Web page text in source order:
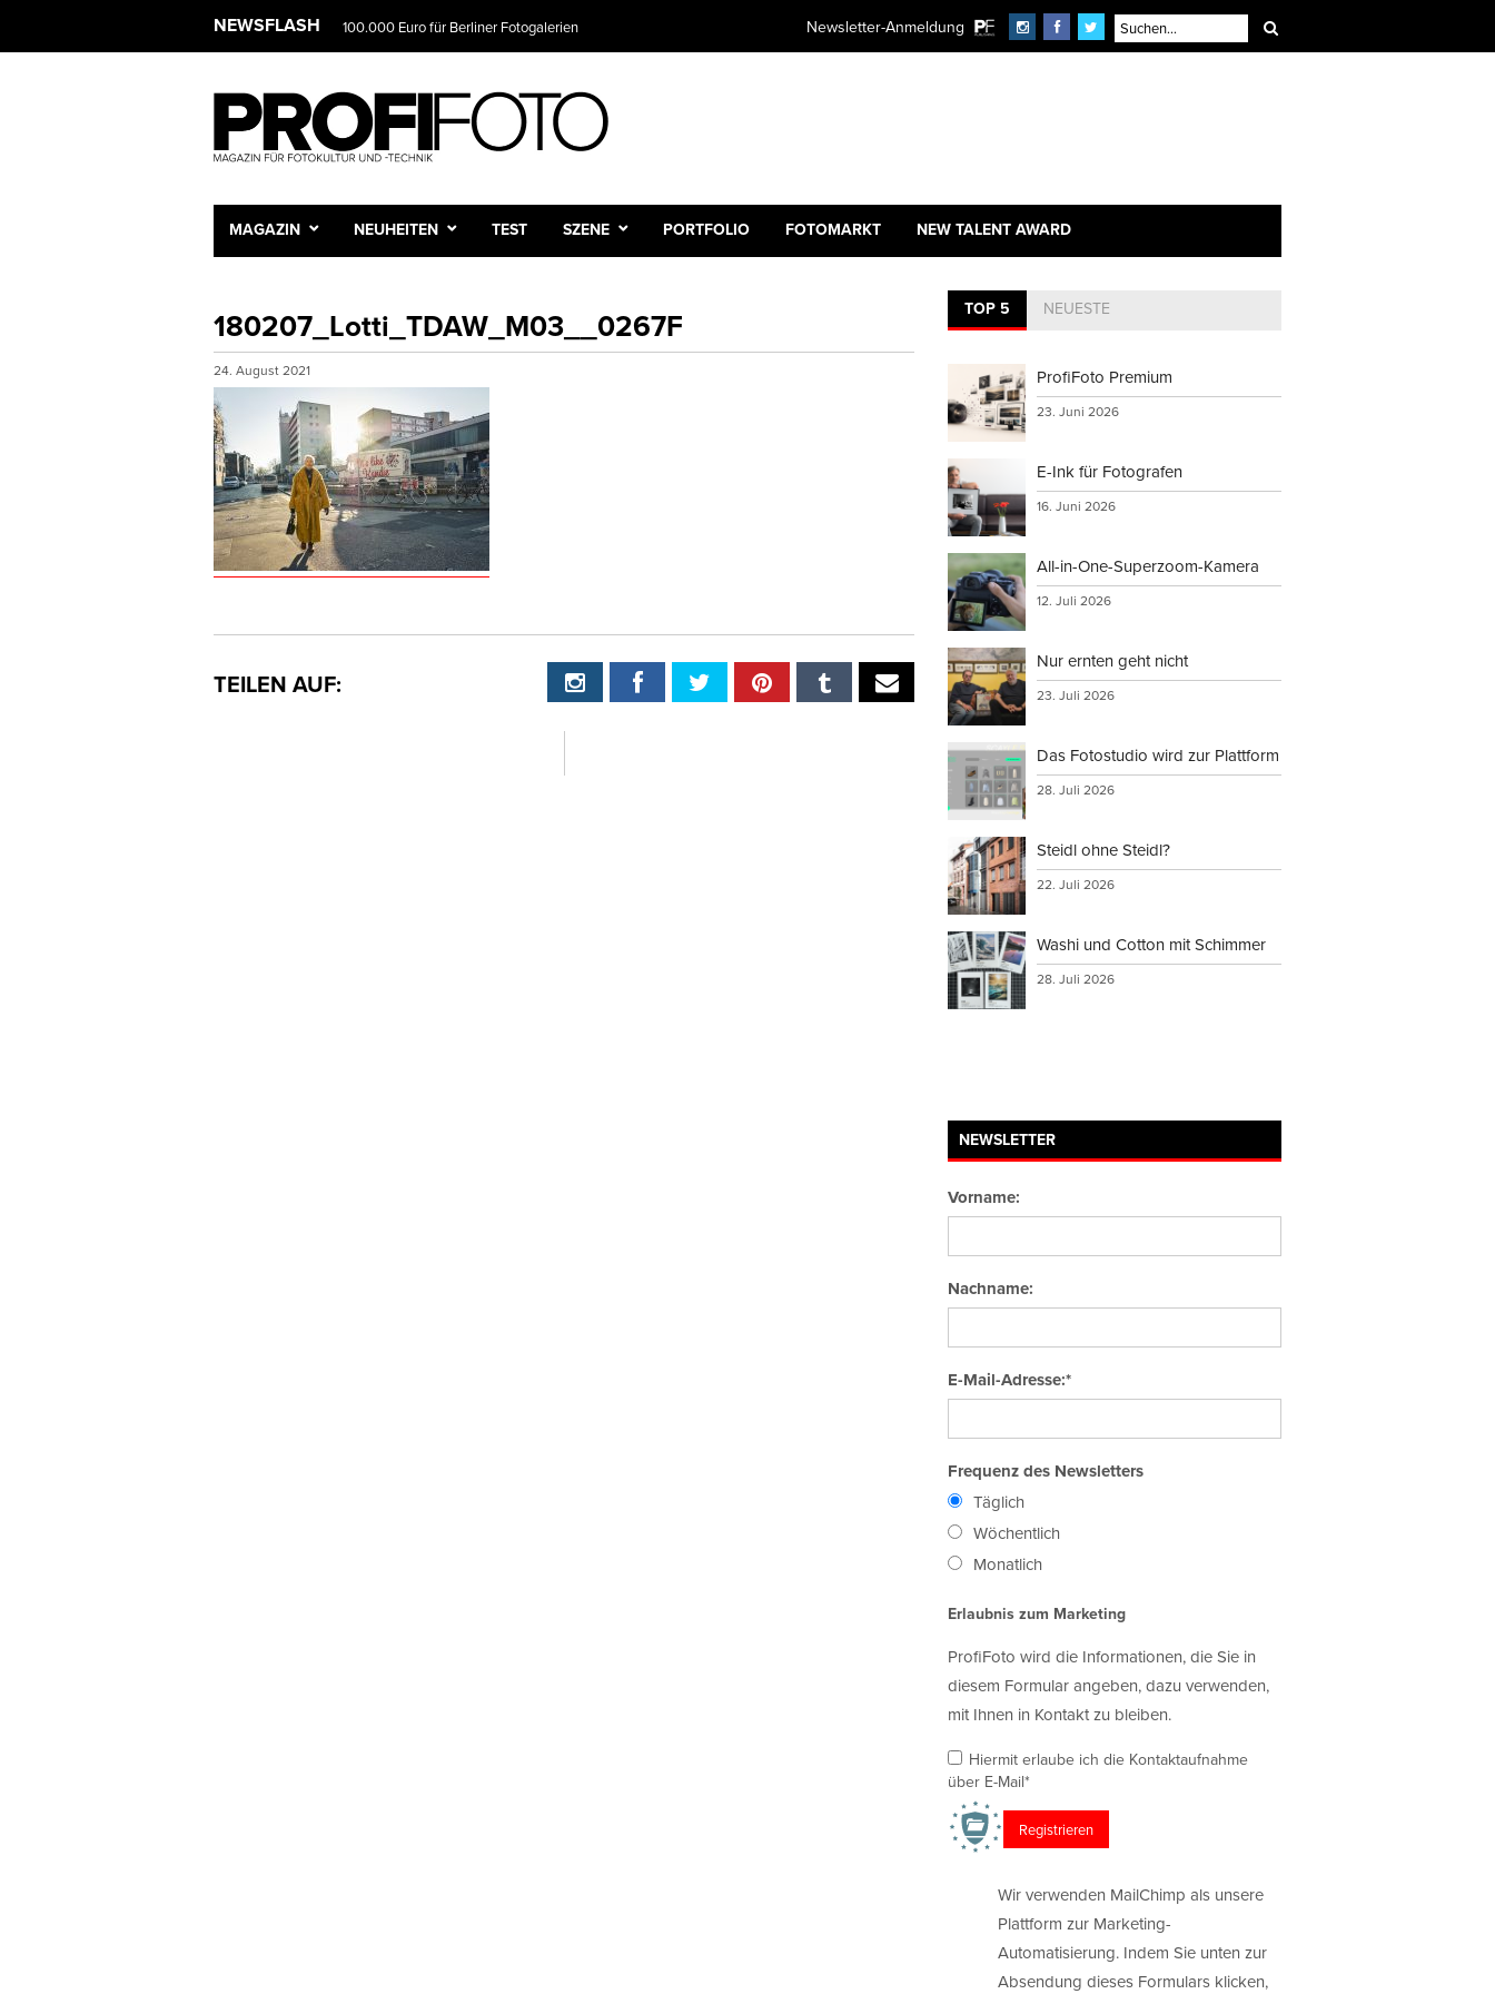
NEWSFLASH 100.000 Euro für Berliner Fotogalerien Newsletter-Anmeldung
MAGAZIN NEUHEITEN TEST SZENE PORTFOLIO FOTOMARKT NEW TALENT AWARD
180207_Lotti_TDAW_M03__0267F
24. August 2021
TEILEN AUF:
TOP 5 NEUESTE
ProfiFoto Premium
23. Juni 2026
E-Ink für Fotografen
16. Juni 2026
All-in-One-Superzoom-Kamera
12. Juli 2026
Nur ernten geht nicht
23. Juli 2026
Das Fotostudio wird zur Plattform
28. Juli 2026
Steidl ohne Steidl?
22. Juli 2026
Washi und Cotton mit Schimmer
28. Juli 2026
NEWSLETTER
Vorname:
Nachname:
E-Mail-Adresse:*
Frequenz des Newsletters
Täglich
Wöchentlich
Monatlich
Erlaubnis zum Marketing
ProfiFoto wird die Informationen, die Sie in
diesem Formular angeben, dazu verwenden,
mit Ihnen in Kontakt zu bleiben.
Hiermit erlaube ich die Kontaktaufnahme
über E-Mail*
Wir verwenden MailChimp als unsere
Plattform zur Marketing-
Automatisierung. Indem Sie unten zur
Absendung dieses Formulars klicken,